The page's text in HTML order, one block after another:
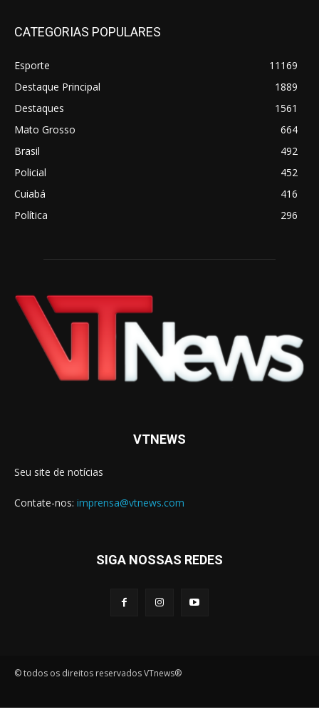
CATEGORIAS POPULARES
Esporte
11169
Destaque Principal
1889
Destaques
1561
Mato Grosso
664
Brasil
492
Policial
452
Cuiabá
416
Política
296
VTNEWS
Seu site de notícias
Contate-nos: imprensa@vtnews.com
SIGA NOSSAS REDES
© todos os direitos reservados VTnews®